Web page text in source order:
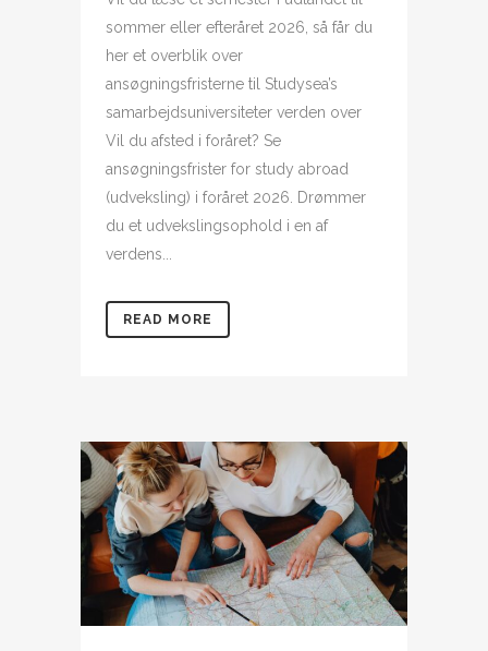
sommer eller efteråret 2026, så får du
her et overblik over
ansøgningsfristerne til Studysea’s
samarbejdsuniversiteter verden over
Vil du afsted i foråret? Se
ansøgningsfrister for study abroad
(udveksling) i foråret 2026. Drømmer
du et udvekslingsophold i en af
verdens...
READ MORE